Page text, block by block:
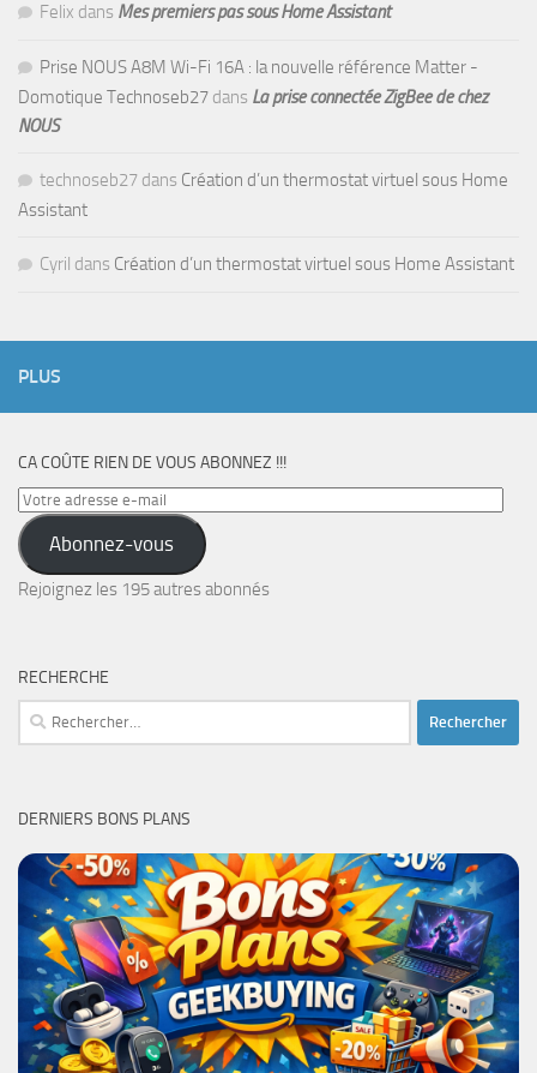
Felix dans Mes premiers pas sous Home Assistant
Prise NOUS A8M Wi-Fi 16A : la nouvelle référence Matter -
Domotique Technoseb27 dans La prise connectée ZigBee de chez
NOUS
technoseb27 dans Création d’un thermostat virtuel sous Home
Assistant
Cyril dans Création d’un thermostat virtuel sous Home Assistant
PLUS
CA COÛTE RIEN DE VOUS ABONNEZ !!!
Votre
adresse
e-
mail
Abonnez-vous
Rejoignez les 195 autres abonnés
RECHERCHE
Rechercher :
DERNIERS BONS PLANS